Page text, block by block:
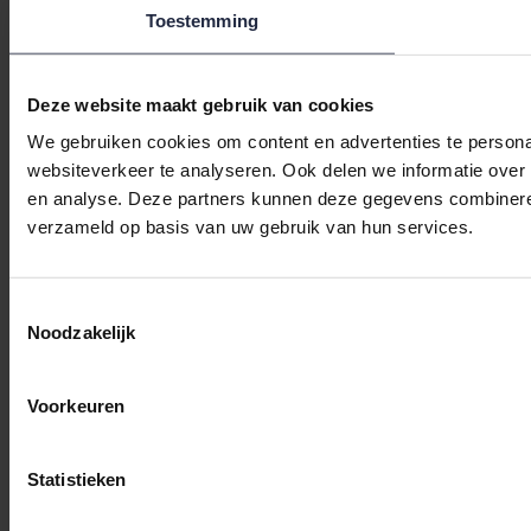
Toestemming
Deze website maakt gebruik van cookies
We gebruiken cookies om content en advertenties te
websiteverkeer te analyseren. Ook delen we informatie
en analyse. Deze partners kunnen deze gegevens
verzameld op basis van uw gebruik van hun services.
Noodzakelijk
Voorkeuren
Statistieken